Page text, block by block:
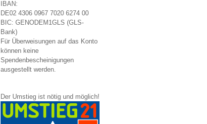
IBAN:
DE02 4306 0967 7020 6274 00
BIC: GENODEM1GLS (GLS-
Bank)
Für Überweisungen auf das Konto
können keine
Spendenbescheinigungen
ausgestellt werden.
Der Umstieg ist nötig und möglich!